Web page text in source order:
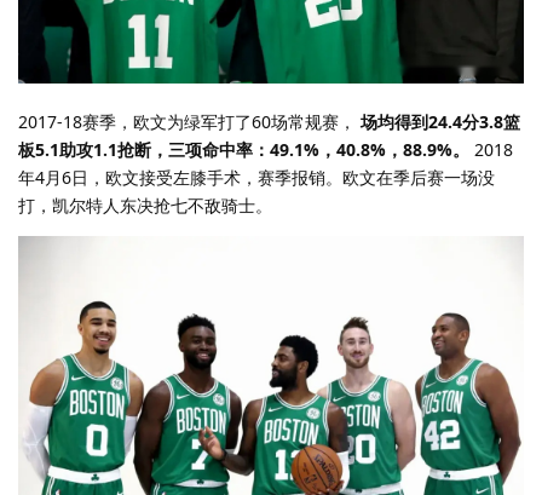
2017-18赛季，欧文为绿军打了60场常规赛，场均得到24.4分3.8篮
板5.1助攻1.1抢断，三项命中率：49.1%，40.8%，88.9%。
2018
年4月6日，欧文接受左膝手术，赛季报销。欧文在季后赛一场没
打，凯尔特人东决抢七不敌骑士。